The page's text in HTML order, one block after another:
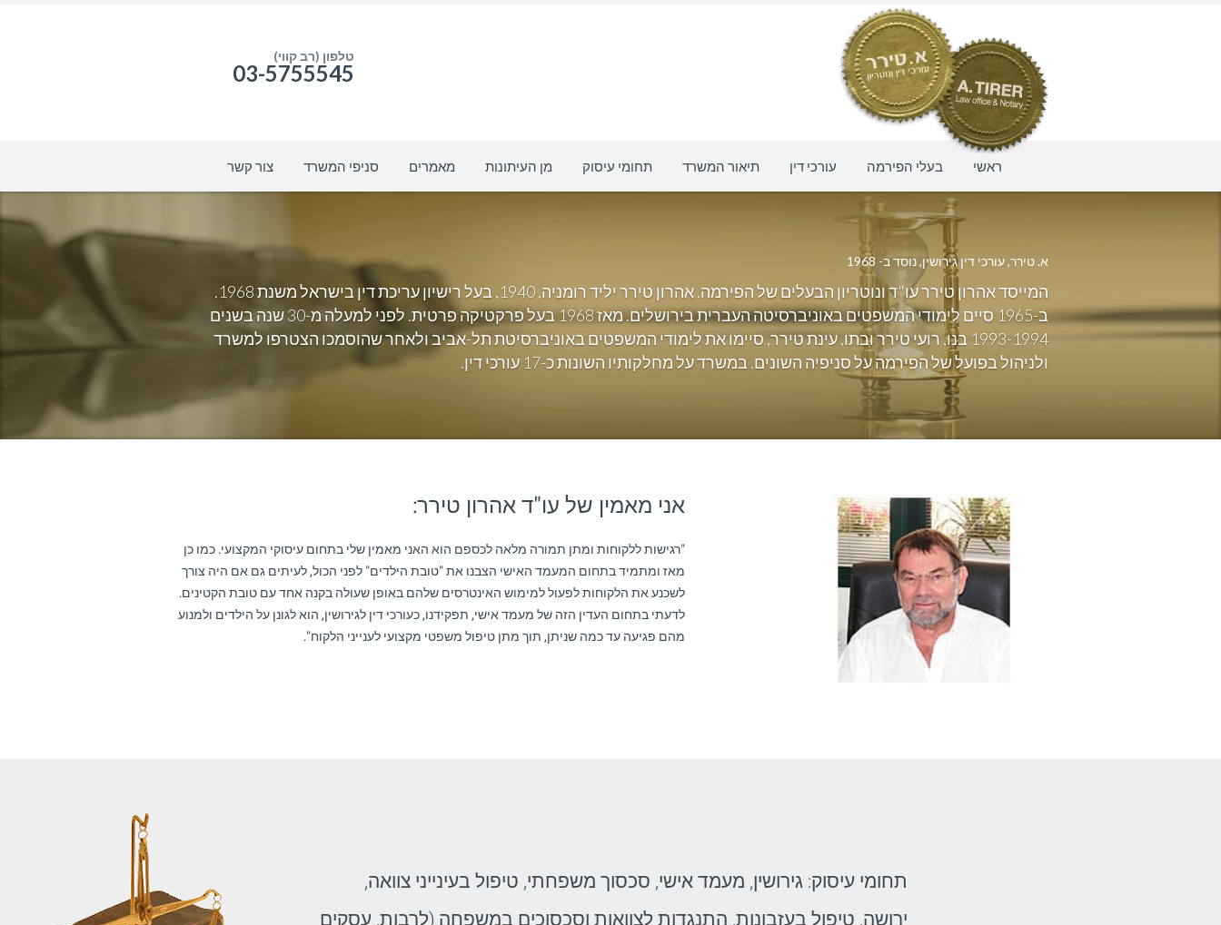
טלפון (רב קווי)
03-5755545
ראשי בעלי הפירמה עורכי דין תיאור המשרד תחומי עיסוק מן העיתונות מאמרים סניפי המשרד צור קשר
א. טירר, עורכי דין גירושין, נוסד ב- 1968
המייסד אהרון טירר עו"ד ונוטריון הבעלים של הפירמה. אהרון טירר יליד רומניה, 1940, בעל רישיון עריכת דין בישראל משנת 1968.
ב-1965 סיים לימודי המשפטים באוניברסיטה העברית בירושלים. מאז 1968 בעל פרקטיקה פרטית. לפני למעלה מ-30 שנה בשנים
1993-1994 בנו, רועי טירר ובתו, עינת טירר, סיימו את לימודי המשפטים באוניברסיטת תל-אביב ולאחר שהוסמכו הצטרפו למשרד
ולניהול בפועל של הפירמה על סניפיה השונים. במשרד על מחלקותיו השונות כ-17 עורכי דין.
אני מאמין של עו"ד אהרון טירר:
"רגישות ללקוחות ומתן תמורה מלאה לכספם הוא האני מאמין שלי בתחום עיסוקי המקצועי. כמו כן
מאז ומתמיד בתחום המעמד האישי הצבנו את "טובת הילדים" לפני הכול, לעיתים גם אם היה צורך
לשכנע את הלקוחות לפעול למימוש האינטרסים שלהם באופן שעולה בקנה אחד עם טובת הקטינים.
לדעתי בתחום העדין הזה של מעמד אישי, תפקידנו, כעורכי דין לגירושין, הוא לגונן על הילדים ולמנוע
מהם פגיעה עד כמה שניתן, תוך מתן טיפול משפטי מקצועי לענייני הלקוח".
תחומי עיסוק: גירושין, מעמד אישי, סכסוך משפחתי, טיפול בעינייני צוואה,
ירושה, טיפול בעזבונות, התנגדות לצוואות וסכסוכים במשפחה (לרבות, עסקים